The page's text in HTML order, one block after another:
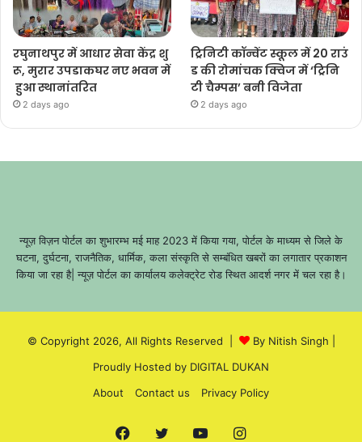
रघुनाथपुर में आधार सेवा केंद्र शु
रू, मुरार उपडाकघर नए भवन में
हुआ स्थानांतरित
2 days ago
ट्रिनिटी कॉन्वेंट स्कूल में 20 राउं
ड की रोमांचक क्विज में ‘ट्रिनि
टी चैम्पस’ बनी विजेता
2 days ago
न्यूज़ विज़न पोर्टल का शुभारम्भ मई माह 2023 में किया गया, पोर्टल के माध्यम से जिले के
घटना, दुर्घटना, राजनैतिक, धार्मिक, कला संस्कृति से सम्बंधित खबरों का लगातार प्रकाशन
किया जा रहा है| न्यूज़ पोर्टल का कार्यालय कलेक्ट्रेट रोड स्थित आदर्श नगर में चल रहा है।
© Copyright 2026, All Rights Reserved | By Nitish Singh
Proudly Hosted by DIGITAL DUKAN
About
Contact us Privacy Policy
Facebook
Twitter YouTubeInstagram